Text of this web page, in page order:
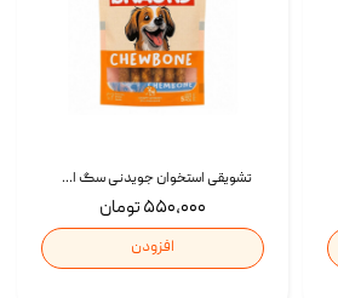
تشویقی استخوان جویدنی سگ اسنکی کرانچی با طعم مرغ Snacky Crunchy Munchy وزن 100 گرم
۵۵۰,۰۰۰ تومان
افزودن